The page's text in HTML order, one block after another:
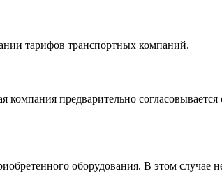
тарифов транспортных компаний.
предварительно
оборудования. В этом случае